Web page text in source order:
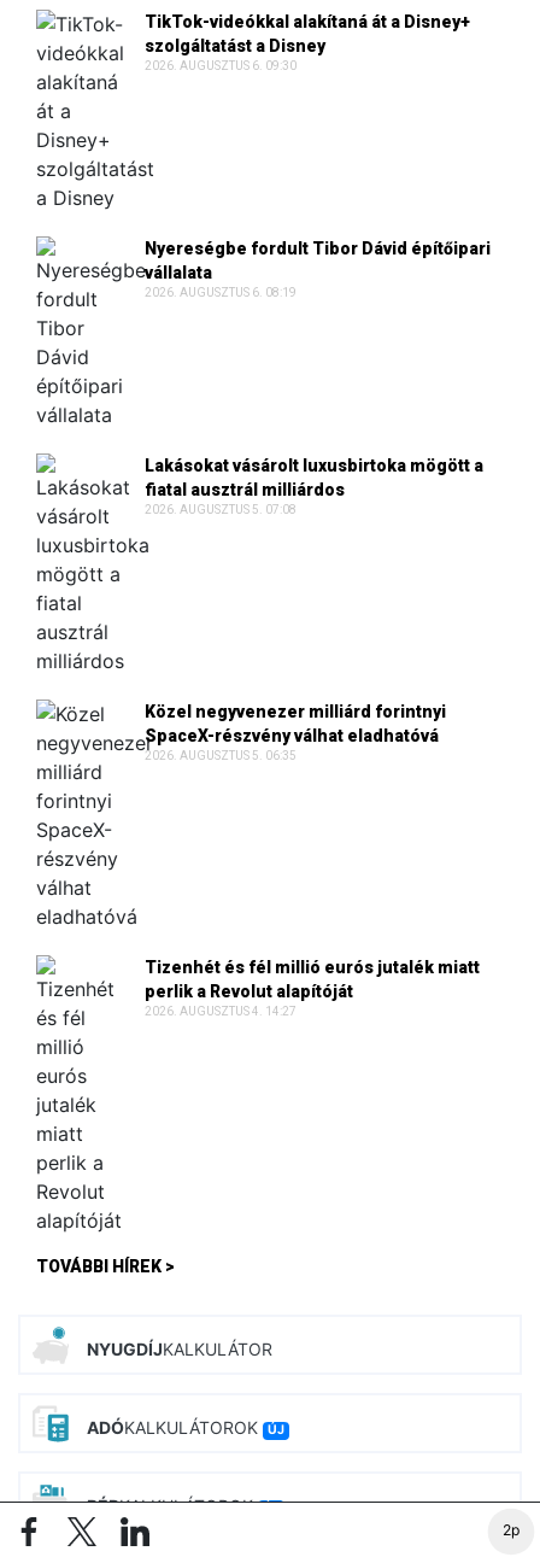
2p
TikTok-videókkal alakítaná át a Disney+
szolgáltatást a Disney
2026. AUGUSZTUS 6. 09:30
Nyereségbe fordult Tibor Dávid építőipari
vállalata
2026. AUGUSZTUS 6. 08:19
Lakásokat vásárolt luxusbirtoka mögött a
fiatal ausztrál milliárdos
2026. AUGUSZTUS 5. 07:08
Közel negyvenezer milliárd forintnyi
SpaceX-részvény válhat eladhatóvá
2026. AUGUSZTUS 5. 06:35
Tizenhét és fél millió eurós jutalék miatt
perlik a Revolut alapítóját
2026. AUGUSZTUS 4. 14:27
TOVÁBBI HÍREK >
NYUGDÍJKALKULÁTOR
ADÓKALKULÁTOROK ÚJ
BÉRKALKULÁTOROK